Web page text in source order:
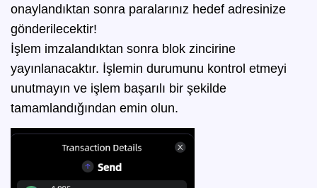
onaylandıktan sonra paralarınız hedef adresinize
gönderilecektir!
İşlem imzalandıktan sonra blok zincirine
yayınlanacaktır. İşlemin durumunu kontrol etmeyi
unutmayın ve işlem başarılı bir şekilde
tamamlandığından emin olun.